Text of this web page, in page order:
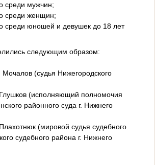
среди мужчин;
среди женщин;
среди юношей и девушек до 18 лет
следующим образом:
(судья Нижегородского
(исполняющий полномочия
районного суда г. Нижнего
(мировой судья судебного
судебного района г. Нижнего